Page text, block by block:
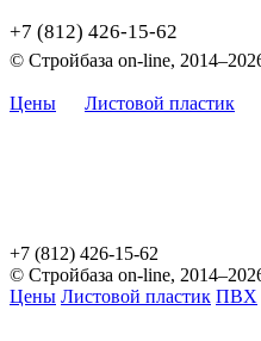
+7 (812) 426-15-62
© Стройбаза on-line,
Цены Листовой пластик
+7 (812) 426-15-62
© Стройбаза on-line,
Цены Листовой пластик ПВХ